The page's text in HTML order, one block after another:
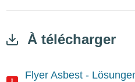
À télécharger
Flyer Asbest -